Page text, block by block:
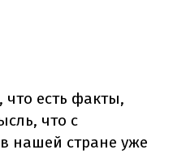
есть факты,
что с
нашей стране уже